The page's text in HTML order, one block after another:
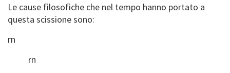
Le cause filosofiche che nel tempo hanno portato a
questa scissione sono:
rn
rn